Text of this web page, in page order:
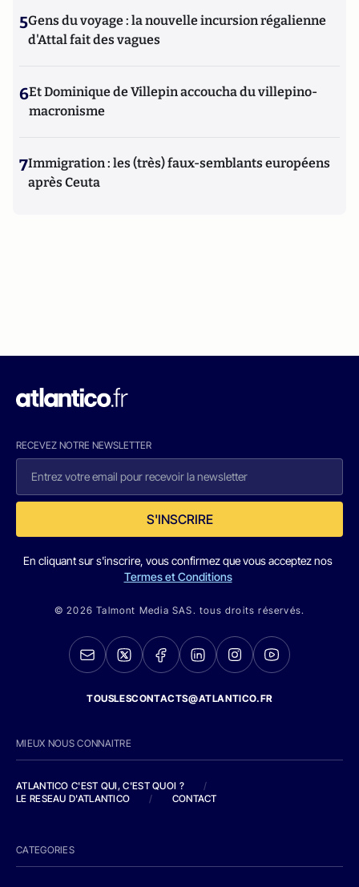
5Gens du voyage : la nouvelle incursion régalienne
d'Attal fait des vagues
6Et Dominique de Villepin accoucha du villepino-
macronisme
7Immigration : les (très) faux-semblants européens
après Ceuta
RECEVEZ NOTRE NEWSLETTER
S'INSCRIRE
En cliquant sur s'inscrire, vous confirmez que vous acceptez nos
Termes et Conditions
© 2026 Talmont Media SAS. tous droits réservés.
TOUSLESCONTACTS@ATLANTICO.FR
MIEUX NOUS CONNAITRE
ATLANTICO C'EST QUI, C'EST QUOI ?
/
LE RESEAU D'ATLANTICO
/ CONTACT
CATEGORIES